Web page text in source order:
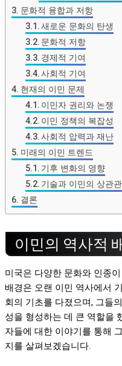
문화적 융합과 저항
새로운 문화의 탄생
문화적 저항
경제적 기여
사회적 기여
현재의 이민 문제
이민자 권리와 논쟁
이민 정책의 복잡성
사회적 압력과 재난
미래의 이민 트렌드
기후 변화의 영향
기술과 이민의 상관
결론
이민의 역사적
미국은 다양한 문화와 인종
배경은 오랜 이민 역사에서
회의 기초를 다졌으며, 그들
성을 형성하는 데 큰 역할을
자들에 대한 이야기를 통해
지를 살펴보겠습니다.